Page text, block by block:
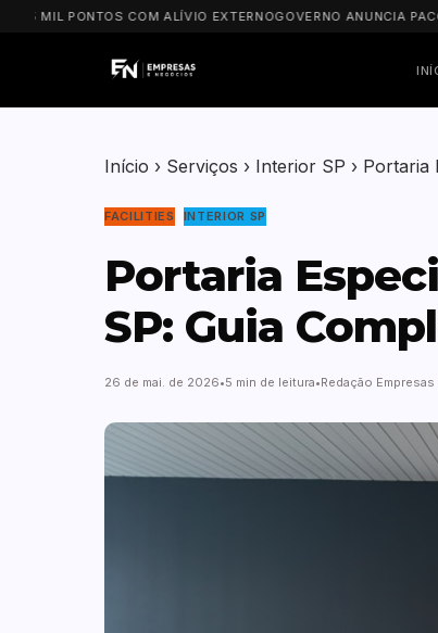
PONTOS COM ALÍVIO EXTERNOGOVERNO ANUNCIA PACOTE
Início › Serviços › Interior SP › Portaria
FACILITIES INTERIOR SP
Portaria
SP: Guia
26 de mai. de 2026 5 min de leitura Redação